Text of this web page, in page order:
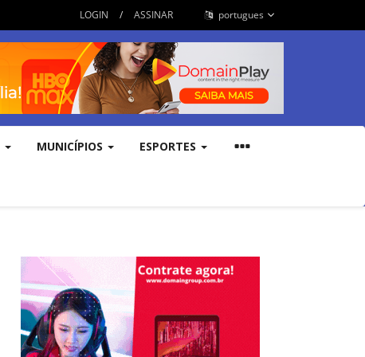
LOGIN / ASSINAR portugues
MUNICÍPIOS ESPORTES